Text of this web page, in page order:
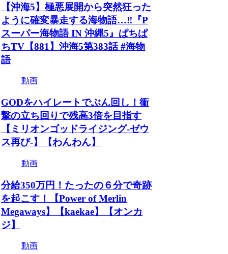
【沖海5】極悪展開から突然狂った
ように確変暴走する海物語…‼️『P
スーパー海物語 IN 沖縄5』ぱちぱ
ちTV【881】沖海5第383話 #海物
語
動画
GODをハイレートでぶん回し！衝
撃の立ち回りで残高3倍を目指す
【ミリオンゴッドライジング-ゼウ
ス再び-】【わんわん】
動画
分給350万円！たったの６分で奇跡
を起こす！【Power of Merlin
Megaways】【kaekae】【オンカ
ジ】
動画